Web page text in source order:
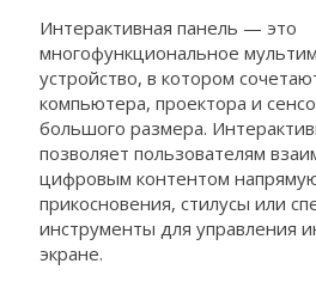
Интерактивная панель — это
многофункциональное
устройство, в котором
компьютера, проектора и
большого размера.
позволяет пользователям
цифровым контентом
прикосновения, стилусы или
инструменты для управления
экране.